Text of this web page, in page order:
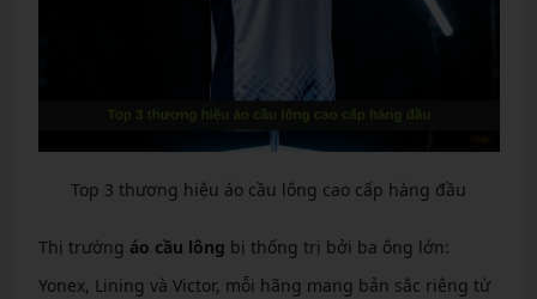
Top 3 thương hiệu áo cầu lông cao cấp hàng đầu
Thị trường áo cầu lông bị thống trị bởi ba ông lớn:
Yonex, Lining và Victor, mỗi hãng mang bản sắc riêng từ